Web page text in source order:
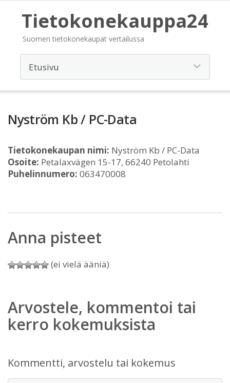
Tietokonekauppa24
Suomen tietokonekaupat vertailussa
Nyström Kb / PC-Data
Tietokonekaupan nimi: Nyström Kb / PC-Data
Osoite: Petalaxvägen 15-17, 66240 Petolahti
Puhelinnumero: 063470008
Anna pisteet
(ei vielä ääniä)
Arvostele, kommentoi tai
kerro kokemuksista
Kommentti, arvostelu tai kokemus